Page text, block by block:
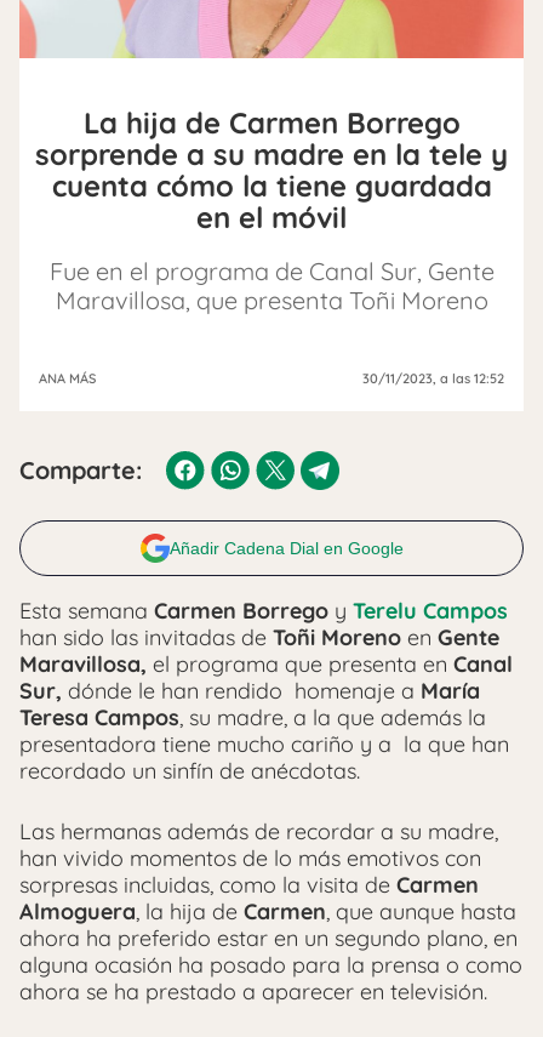
La hija de Carmen Borrego
sorprende a su madre en la tele y
cuenta cómo la tiene guardada
en el móvil
Fue en el programa de Canal Sur, Gente
Maravillosa, que presenta Toñi Moreno
ANA MÁS 30/11/2023, a las 12:52
Comparte:
Añadir Cadena Dial en Google
Esta semana Carmen Borrego y Terelu Campos
han sido las invitadas de Toñi Moreno en Gente
Maravillosa, el programa que presenta en Canal
Sur, dónde le han rendido homenaje a María
Teresa Campos, su madre, a la que además la
presentadora tiene mucho cariño y a la que han
recordado un sinfín de anécdotas.
Las hermanas además de recordar a su madre,
han vivido momentos de lo más emotivos con
sorpresas incluidas, como la visita de Carmen
Almoguera, la hija de Carmen, que aunque hasta
ahora ha preferido estar en un segundo plano, en
alguna ocasión ha posado para la prensa o como
ahora se ha prestado a aparecer en televisión.